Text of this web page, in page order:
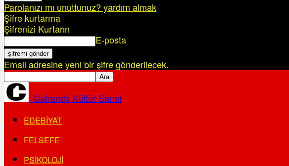
Parolanızı mı unuttunuz? yardım almak
Şifre kurtarma
Şifrenizi Kurtarın
E-posta
Email adresine yeni bir şifre gönderilecek.
Cafrande Kültür Sanat
EDEBIYAT
FELSEFE
PSIKOLOJI